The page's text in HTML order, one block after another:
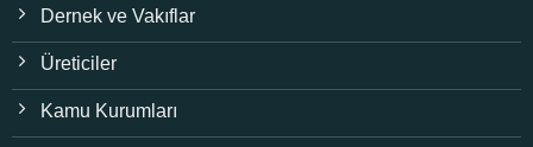
Dernek ve Vakıflar
Üreticiler
Kamu Kurumları